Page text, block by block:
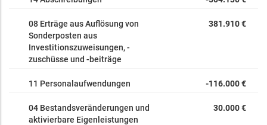
08 Erträge aus Auflösung von
Sonderposten aus
Investitionszuweisungen, -
zuschüsse und -beiträge
381.910 €
11 Personalaufwendungen -116.000 €
04 Bestandsveränderungen und
aktivierbare Eigenleistungen
30.000 €